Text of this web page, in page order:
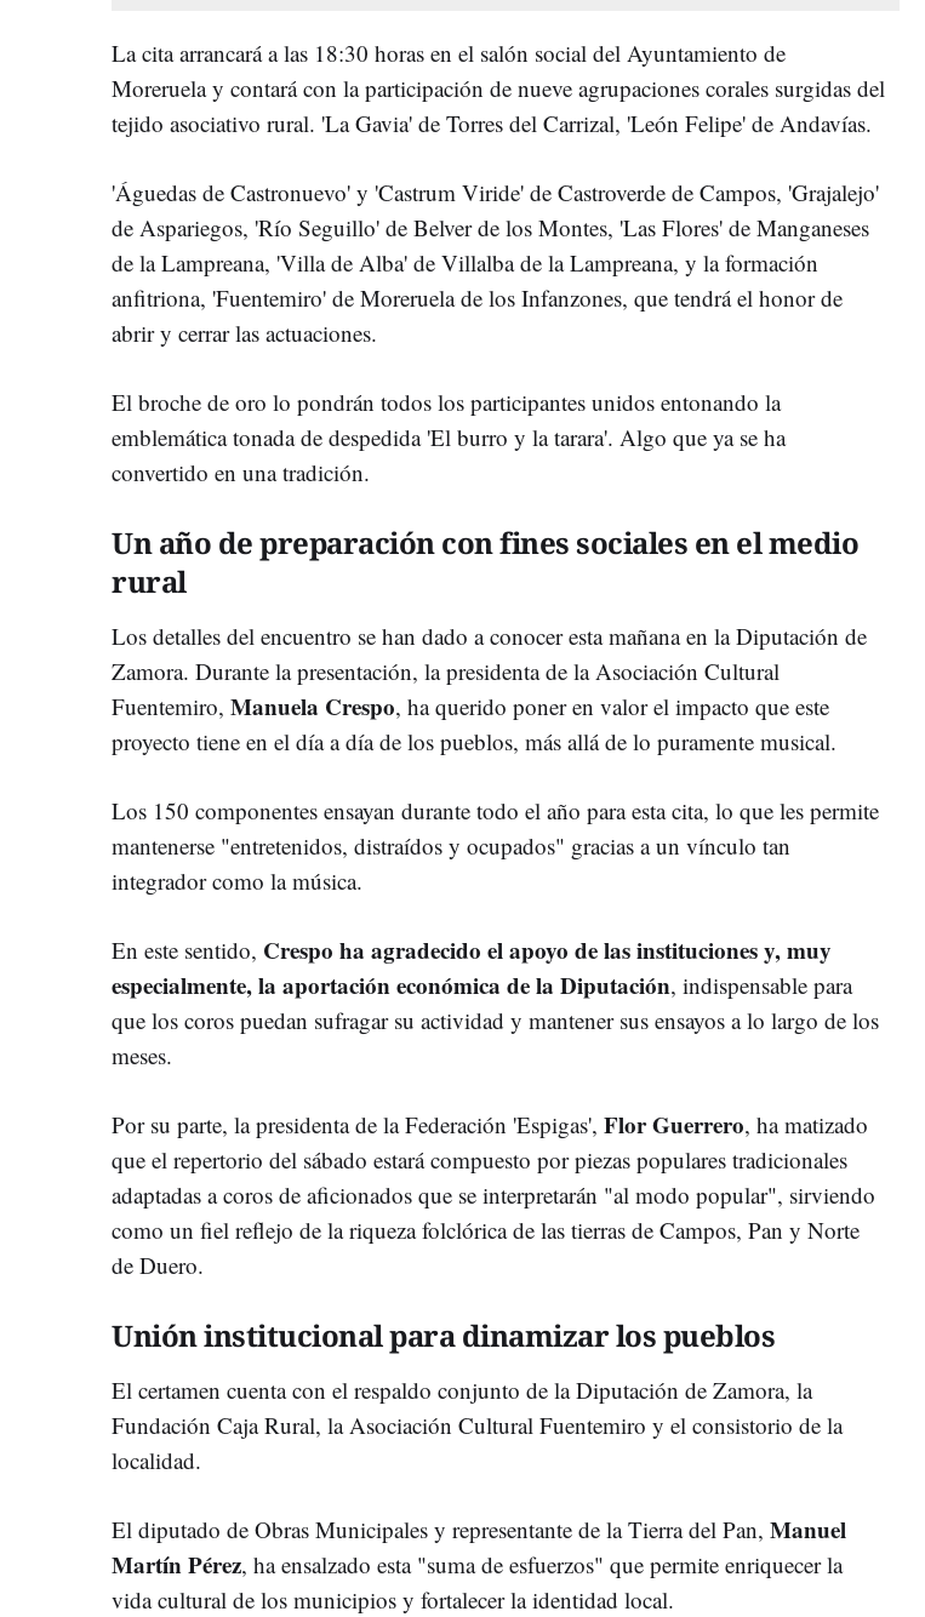
La cita arrancará a las 18:30 horas en el salón social del Ayuntamiento de
Moreruela y contará con la participación de nueve agrupaciones corales surgidas del
tejido asociativo rural. 'La Gavia' de Torres del Carrizal, 'León Felipe' de Andavías.
'Águedas de Castronuevo' y 'Castrum Viride' de Castroverde de Campos, 'Grajalejo'
de Aspariegos, 'Río Seguillo' de Belver de los Montes, 'Las Flores' de Manganeses
de la Lampreana, 'Villa de Alba' de Villalba de la Lampreana, y la formación
anfitriona, 'Fuentemiro' de Moreruela de los Infanzones, que tendrá el honor de
abrir y cerrar las actuaciones.
El broche de oro lo pondrán todos los participantes unidos entonando la
emblemática tonada de despedida 'El burro y la tarara'. Algo que ya se ha
convertido en una tradición.
Un año de preparación con fines sociales en el medio
rural
Los detalles del encuentro se han dado a conocer esta mañana en la Diputación de
Zamora. Durante la presentación, la presidenta de la Asociación Cultural
Fuentemiro, Manuela Crespo, ha querido poner en valor el impacto que este
proyecto tiene en el día a día de los pueblos, más allá de lo puramente musical.
Los 150 componentes ensayan durante todo el año para esta cita, lo que les permite
mantenerse "entretenidos, distraídos y ocupados" gracias a un vínculo tan
integrador como la música.
En este sentido, Crespo ha agradecido el apoyo de las instituciones y, muy
especialmente, la aportación económica de la Diputación, indispensable para
que los coros puedan sufragar su actividad y mantener sus ensayos a lo largo de los
meses.
Por su parte, la presidenta de la Federación 'Espigas', Flor Guerrero, ha matizado
que el repertorio del sábado estará compuesto por piezas populares tradicionales
adaptadas a coros de aficionados que se interpretarán "al modo popular", sirviendo
como un fiel reflejo de la riqueza folclórica de las tierras de Campos, Pan y Norte
de Duero.
Unión institucional para dinamizar los pueblos
El certamen cuenta con el respaldo conjunto de la Diputación de Zamora, la
Fundación Caja Rural, la Asociación Cultural Fuentemiro y el consistorio de la
localidad.
El diputado de Obras Municipales y representante de la Tierra del Pan, Manuel
Martín Pérez, ha ensalzado esta "suma de esfuerzos" que permite enriquecer la
vida cultural de los municipios y fortalecer la identidad local.